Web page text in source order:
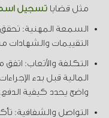
مثل قضاياتسجيل
السمعة المهنية:
التقييمات والشهادات
التكلفة والأتعاب:
المالية قبل بدء
واضح يحدد كيفية الدفع.
التواصل والشفافية: